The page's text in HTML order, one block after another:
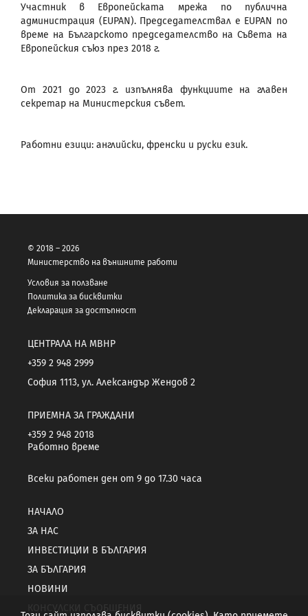
Участник в Европейската мрежа по публична
администрация (EUPAN). Председателствал е EUPAN по
време на Българското председателство на Съвета на
Европейския съюз през 2018 г.
От 2021 до 2023 г. изпълнява функциите на главен
секретар на Министерския съвет.
Работни езици: английски, френски и руски език.
© 2018 – 2026
Министерство на външните работи
Условия за ползване
Политика за бисквитки
Декларация за достъпност
ЦЕНТРАЛА НА МВНР
+359 2 948 2999
София 1113, ул. Александър Жендов 2
ПРИЕМНА ЗА ГРАЖДАНИ
+359 2 948 2018
Работно време
Всеки работен ден от 9 до 17.30 часа
НАЧАЛО
ЗА НАС
ИНВЕСТИЦИИ В БЪЛГАРИЯ
ЗА БЪЛГАРИЯ
НОВИНИ
КОНСУЛСКИ СЪОБЩЕНИЯ